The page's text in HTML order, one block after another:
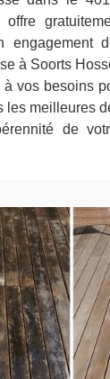
offre
engagement
à Soorts
à vos besoins
les meilleures
de